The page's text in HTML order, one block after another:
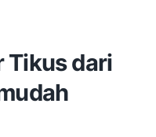
Tikus dari